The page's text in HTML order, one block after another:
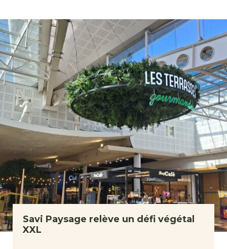
Savi Paysage relève un défi végétal
XXL